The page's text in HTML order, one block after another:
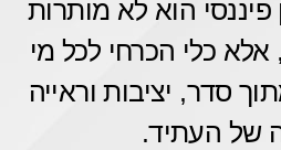
פיננסי הוא לא מותרות
כלי הכרחי לכל מי
סדר, יציבות וראייה
של העתיד.